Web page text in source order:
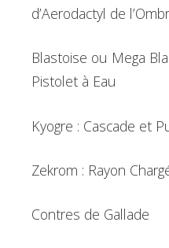
d’Aerodactyl de
Blastoise ou Mega
Pistolet à Eau
Kyogre : Cascade et
Zekrom : Rayon
Contres de Gallade